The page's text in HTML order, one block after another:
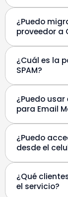
¿Puedo
proveedor a
¿Cuál es la
SPAM?
¿Puedo
para Email
¿Puedo
desde el
¿Qué
el servicio?